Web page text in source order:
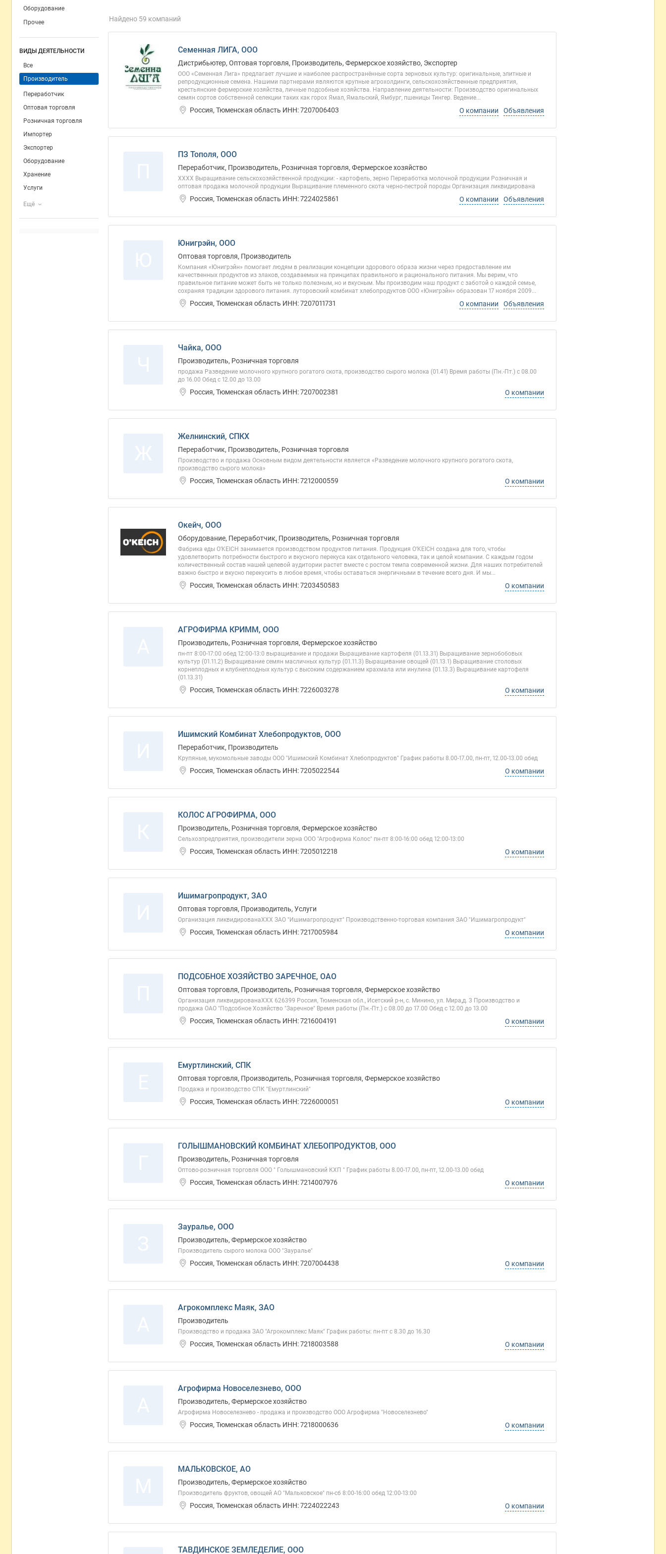
Оборудование
Прочее
ВИДЫ ДЕЯТЕЛЬНОСТИ
Все
Производитель
Переработчик
Оптовая торговля
Розничная торговля
Импортер
Экспортер
Оборудование
Хранение
Услуги
Ещё
Найдено 59 компаний
Семенная ЛИГА, ООО
Дистрибьютер, Оптовая торговля, Производитель, Фермерское хозяйство, Экспортер
ООО «Семенная Лига» предлагает лучшие и наиболее распространённые сорта зерновых культур: оригинальные, элитные и
репродукционные семена. Нашими партнерами являются крупные агрохолдинги, сельскохозяйственные предприятия,
крестьянские фермерские хозяйства, личные подсобные хозяйства. Направление деятельности: Производство оригинальных
семян сортов собственной селекции таких как горох Ямал, Ямальский, Ямбург, пшеницы Тингер. Ведение...
Россия, Тюменская область ИНН: 7207006403 О компании Объявления
ПЗ Тополя, ООО
Переработчик, Производитель, Розничная торговля, Фермерское хозяйство
ХХХХ Выращивание сельскохозяйственной продукции: - картофель, зерно Переработка молочной продукции Розничная и
оптовая продажа молочной продукции Выращивание племенного скота черно-пестрой породы Организация ликвидирована
Россия, Тюменская область ИНН: 7224025861 О компании Объявления
Юнигрэйн, ООО
Оптовая торговля, Производитель
Компания «Юнигрэйн» помогает людям в реализации концепции здорового образа жизни через предоставление им
качественных продуктов из злаков, создаваемых на принципах правильного и рационального питания. Мы верим, что
правильное питание может быть не только полезным, но и вкусным. Мы производим наш продукт с заботой о каждой семье,
сохраняя традиции здорового питания. луторовский комбинат хлебопродуктов ООО «Юнигрэйн» образован 17 ноября 2009...
Россия, Тюменская область ИНН: 7207011731 О компании Объявления
Чайка, ООО
Производитель, Розничная торговля
продажа Разведение молочного крупного рогатого скота, производство сырого молока (01.41) Время работы (Пн.-Пт.) с 08.00
до 16.00 Обед с 12.00 до 13.00
Россия, Тюменская область ИНН: 7207002381 О компании
Желнинский, СПКХ
Переработчик, Производитель, Розничная торговля
Производство и продажа Основным видом деятельности является «Разведение молочного крупного рогатого скота,
производство сырого молока»
Россия, Тюменская область ИНН: 7212000559 О компании
Окейч, ООО
Оборудование, Переработчик, Производитель, Розничная торговля
Фабрика еды O’KEICH занимается производством продуктов питания. Продукция O’KEICH создана для того, чтобы
удовлетворить потребности быстрого и вкусного перекуса как отдельного человека, так и целой компании. С каждым годом
количественный состав нашей целевой аудитории растет вместе с ростом темпа современной жизни. Для наших потребителей
важно быстро и вкусно перекусить в любое время, чтобы оставаться энергичными в течение всего дня. И мы...
Россия, Тюменская область ИНН: 7203450583 О компании
АГРОФИРМА КРИММ, ООО
Производитель, Розничная торговля, Фермерское хозяйство
пн-пт 8:00-17:00 обед 12:00-13:0 выращивание и продажи Выращивание картофеля (01.13.31) Выращивание зернобобовых
культур (01.11.2) Выращивание семян масличных культур (01.11.3) Выращивание овощей (01.13.1) Выращивание столовых
корнеплодных и клубнеплодных культур с высоким содержанием крахмала или инулина (01.13.3) Выращивание картофеля
(01.13.31)
Россия, Тюменская область ИНН: 7226003278 О компании
Ишимский Комбинат Хлебопродуктов, ООО
Переработчик, Производитель
Крупяные, мукомольные заводы ООО "Ишимский Комбинат Хлебопродуктов" График работы 8.00-17.00, пн-пт, 12.00-13.00 обед
Россия, Тюменская область ИНН: 7205022544 О компании
КОЛОС АГРОФИРМА, ООО
Производитель, Розничная торговля, Фермерское хозяйство
Сельхозпредприятия, производители зерна ООО "Агрофирма Колос" пн-пт 8:00-16:00 обед 12:00-13:00
Россия, Тюменская область ИНН: 7205012218 О компании
Ишимагропродукт, ЗАО
Оптовая торговля, Производитель, Услуги
Организация ликвидированаХХХ ЗАО "Ишимагропродукт" Производственно-торговая компания ЗАО "Ишимагропродукт"
Россия, Тюменская область ИНН: 7217005984 О компании
ПОДСОБНОЕ ХОЗЯЙСТВО ЗАРЕЧНОЕ, ОАО
Оптовая торговля, Производитель, Розничная торговля, Фермерское хозяйство
Организация ликвидированаХХХ 626399 Россия, Тюменская обл., Исетский р-н, с. Минино, ул. Мира,д. 3 Производство и
продажа ОАО "Подсобное Хозяйство "Заречное" Время работы (Пн.-Пт.) с 08.00 до 17.00 Обед с 12.00 до 13.00
Россия, Тюменская область ИНН: 7216004191 О компании
Емуртлинский, СПК
Оптовая торговля, Производитель, Розничная торговля, Фермерское хозяйство
Продажа и производство СПК "Емуртлинский"
Россия, Тюменская область ИНН: 7226000051 О компании
ГОЛЫШМАНОВСКИЙ КОМБИНАТ ХЛЕБОПРОДУКТОВ, ООО
Производитель, Розничная торговля
Оптово-розничная торговля ООО " Голышмановский КХП " График работы 8.00-17.00, пн-пт, 12.00-13.00 обед
Россия, Тюменская область ИНН: 7214007976 О компании
Зауралье, ООО
Производитель, Фермерское хозяйство
Производитель сырого молока ООО "Зауралье"
Россия, Тюменская область ИНН: 7207004438 О компании
Агрокомплекс Маяк, ЗАО
Производитель
Производство и продажа ЗАО "Агрокомплекс Маяк" График работы: пн-пт с 8.30 до 16.30
Россия, Тюменская область ИНН: 7218003588 О компании
Агрофирма Новоселезнево, ООО
Производитель, Фермерское хозяйство
Агрофирма Новоселезнево - продажа и производство ООО Агрофирма "Новоселезнево"
Россия, Тюменская область ИНН: 7218000636 О компании
МАЛЬКОВСКОЕ, АО
Производитель, Фермерское хозяйство
Производитель фруктов, овощей АО "Мальковское" пн-сб 8:00-16:00 обед 12:00-13:00
Россия, Тюменская область ИНН: 7224022243 О компании
ТАВДИНСКОЕ ЗЕМЛЕДЕЛИЕ, ООО